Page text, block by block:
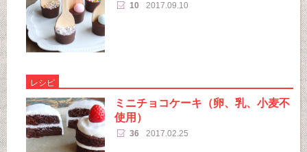
10 2017.09.10
レシピ
ミニチョコケーキ（卵、乳、小麦不
使用）
36 2017.02.25